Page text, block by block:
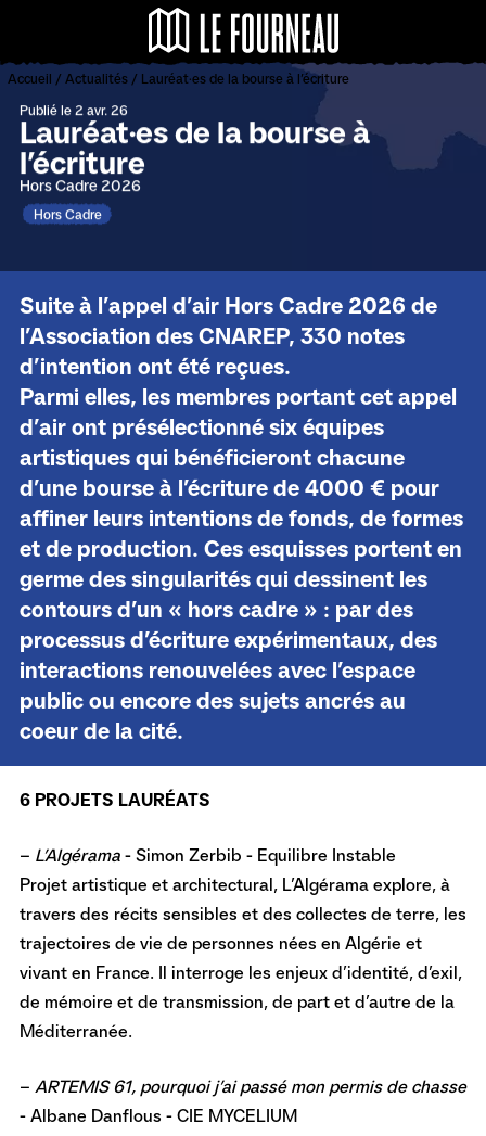
Panneau de gestion des cookies Le Fourneau -
Accueil / Actualités / Lauréat·es de la bourse à l’écriture
Publié le 2 avr. 26
Lauréat·es de la bourse à
l’écriture
Hors Cadre 2026
Hors Cadre
Suite à l’appel d’air Hors Cadre 2026 de
l’Association des CNAREP, 330 notes
d’intention ont été reçues.
Parmi elles, les membres portant cet appel
d’air ont présélectionné six équipes
artistiques qui bénéficieront chacune
d’une bourse à l’écriture de 4000 € pour
affiner leurs intentions de fonds, de formes
et de production. Ces esquisses portent en
germe des singularités qui dessinent les
contours d’un « hors cadre » : par des
processus d’écriture expérimentaux, des
interactions renouvelées avec l’espace
public ou encore des sujets ancrés au
coeur de la cité.
6 PROJETS LAURÉATS
– L’Algérama - Simon Zerbib - Equilibre Instable
Projet artistique et architectural, L’Algérama explore, à
travers des récits sensibles et des collectes de terre, les
trajectoires de vie de personnes nées en Algérie et
vivant en France. Il interroge les enjeux d’identité, d’exil,
de mémoire et de transmission, de part et d’autre de la
Méditerranée.
– ARTEMIS 61, pourquoi j’ai passé mon permis de chasse
- Albane Danflous - CIE MYCELIUM